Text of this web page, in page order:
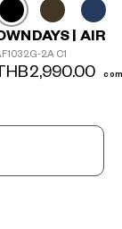
| AIR
2A C1